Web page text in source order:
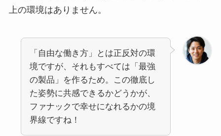
上の環境はありません。
「自由な働き方」とは正反対の環
境ですが、それもすべては「最強
の製品」を作るため。この徹底し
た姿勢に共感できるかどうかが、
ファナックで幸せになれるかの境
界線ですね！